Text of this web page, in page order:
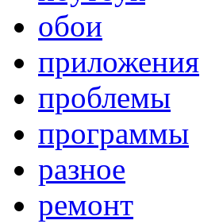
обои
приложения
проблемы
программы
разное
ремонт